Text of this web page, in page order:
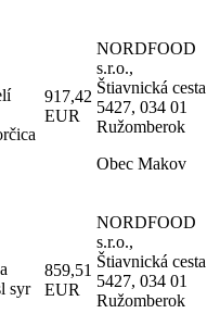
917,42
EUR
NORDFOOD
s.r.o.,
Štiavnická cesta
5427, 034 01
Ružomberok
Obec Makov
syr
859,51
EUR
NORDFOOD
s.r.o.,
Štiavnická cesta
5427, 034 01
Ružomberok